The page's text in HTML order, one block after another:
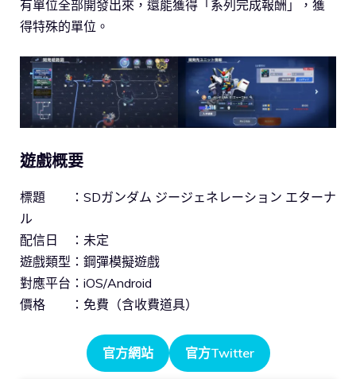
有單位全部開發出來，還能獲得「系列完成報酬」，獲
得特殊的單位。
遊戲概要
標題 ：SDガンダム ジージェネレーション エターナ
ル
配信日 ：未定
遊戲類型：鋼彈模擬遊戲
對應平台：iOS/Android
價格 ：免費（含收費道具）
官方網站 官方Twitter